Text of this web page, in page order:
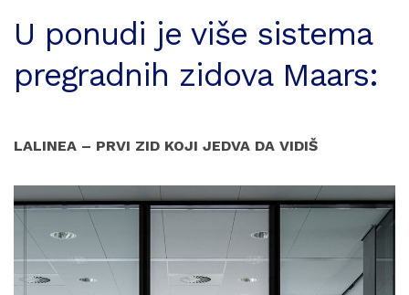
U ponudi je više sistema
pregradnih zidova Maars:
LALINEA – PRVI ZID KOJI JEDVA DA VIDIŠ